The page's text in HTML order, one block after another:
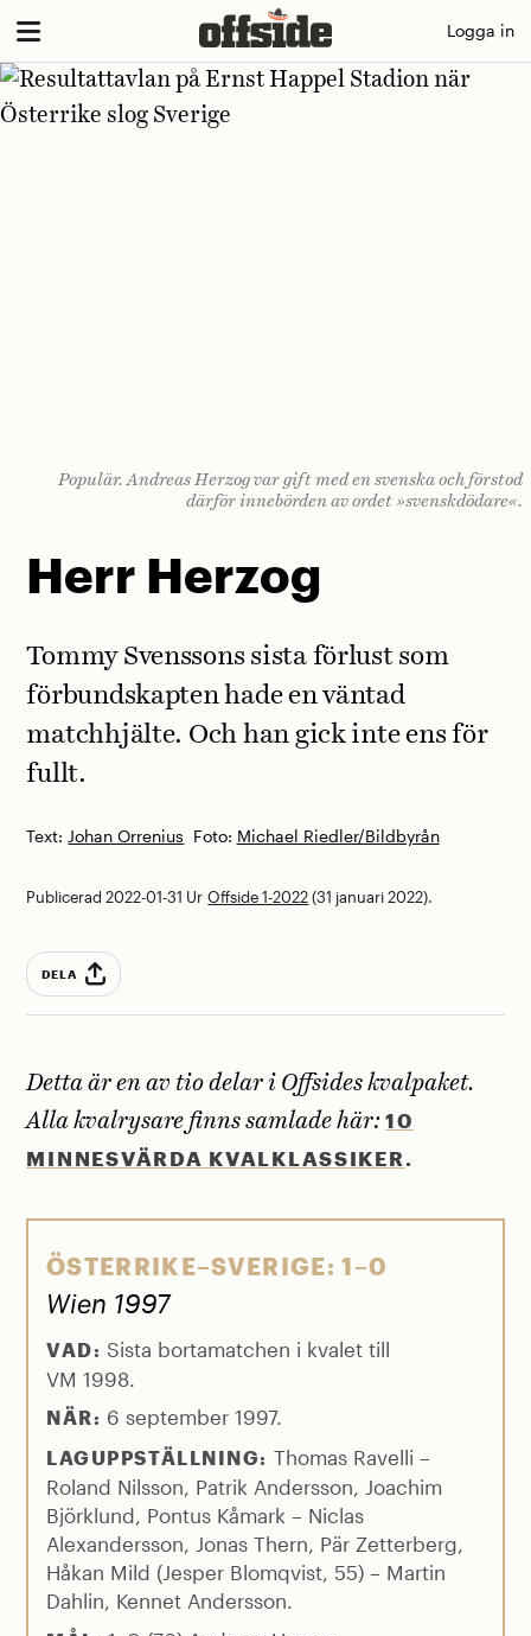
Skip
content
Logga in
Populär. Andreas Herzog var gift med en svenska och förstod
därför innebörden av ordet »svenskdödare«.
Herr Herzog
Text: Johan Orrenius Foto: Michael Riedler/Bildbyrån
Tommy Svenssons sista förlust som
förbundskapten hade en väntad
matchhjälte. Och han gick inte ens för
fullt.
Publicerad 2022-01-31 UrOffside 1-2022(31 januari 2022).
DELA
Detta är en av tio delar i Offsides kvalpaket.
Alla kvalrysare finns samlade här:10
MINNESVÄRDA KVALKLASSIKER .
ÖSTERRIKE–SVERIGE: 1–0
Wien 1997
VAD: Sista bortamatchen i kvalet till
VM 1998.
NÄR: 6 september 1997.
LAGUPPSTÄLLNING: Thomas Ravelli –
Roland Nilsson, Patrik Andersson, Joachim
Björklund, Pontus Kåmark – Niclas
Alexandersson, Jonas Thern, Pär Zetterberg,
Håkan Mild (Jesper Blomqvist, 55) – Martin
Dahlin, Kennet Andersson.